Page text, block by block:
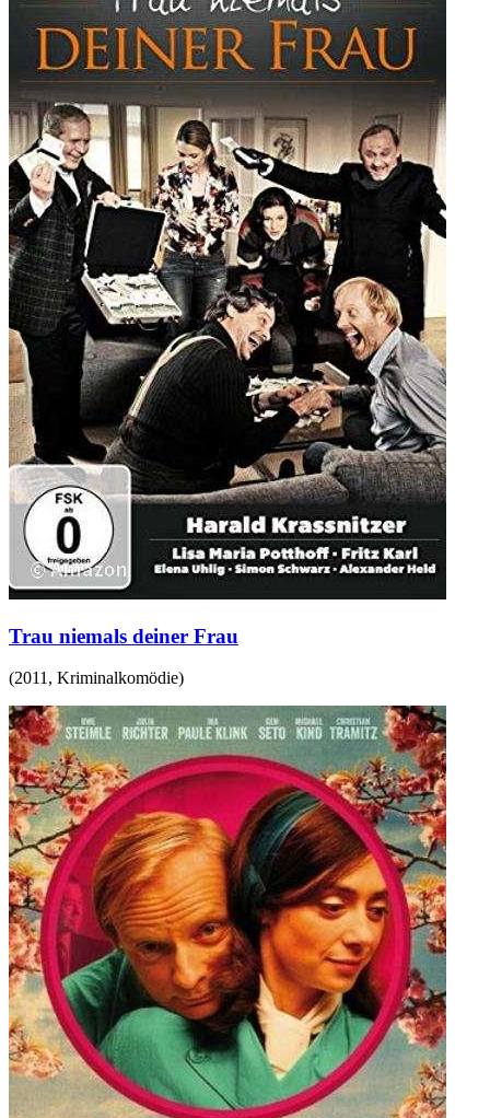
Trau niemals deiner Frau
(2011 , Kriminalkomödie)